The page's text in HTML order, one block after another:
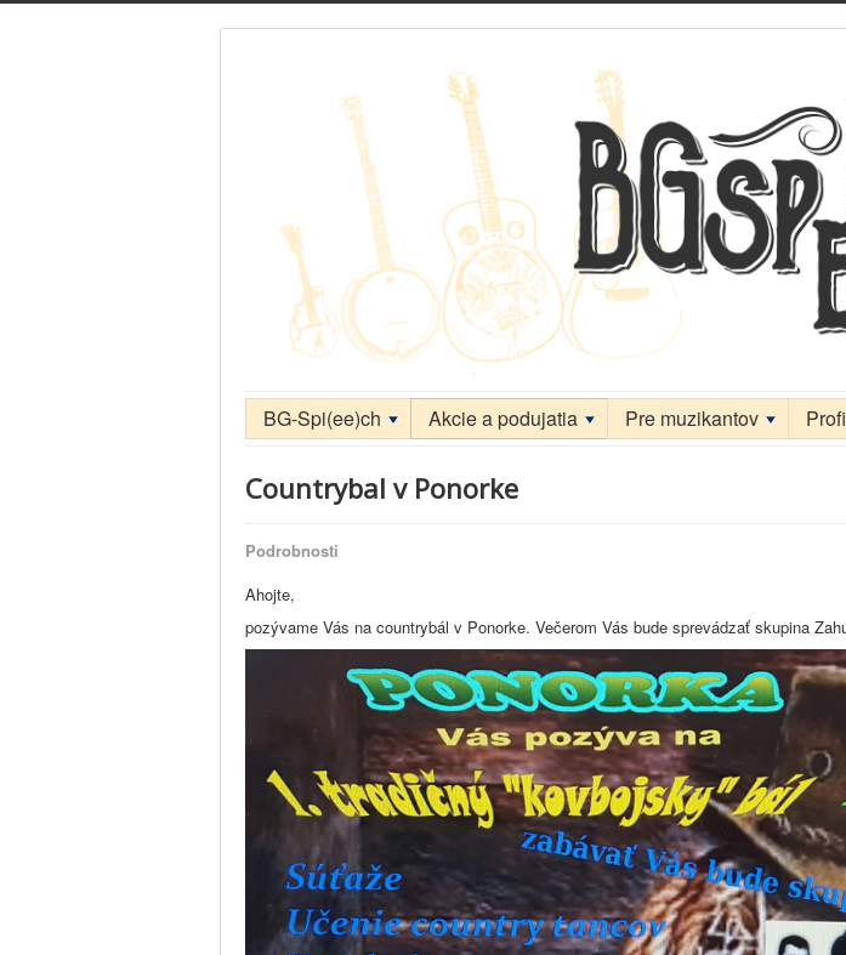
BG-Spi(ee)ch Akcie a podujatia Pre muzikantov
Countrybal v Ponorke
Podrobnosti
Ahojte,
pozývame Vás na countrybál v Ponorke. Večerom Vás bude sprevádzať skupina